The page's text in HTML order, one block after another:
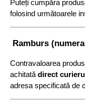
Puteți cumpăra
folosind următoarele
Ramburs
Contravaloarea
achitată direct
adresa specificată de